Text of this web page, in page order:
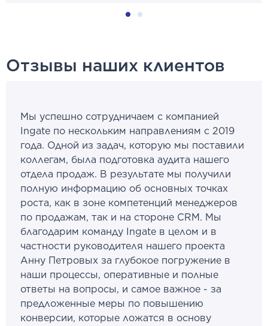
Отзывы наших клиентов
Мы успешно сотрудничаем с компанией
Ingate по нескольким направлениям с 2019
года. Одной из задач, которую мы поставили
коллегам, была подготовка аудита нашего
отдела продаж. В результате мы получили
полную информацию об основных точках
роста, как в зоне компетенций менеджеров
по продажам, так и на стороне CRM. Мы
благодарим команду Ingate в целом и в
частности руководителя нашего проекта
Анну Петровых за глубокое погружение в
наши процессы, оперативные и полные
ответы на вопросы, и самое важное - за
предложенные меры по повышению
конверсии, которые ложатся в основу